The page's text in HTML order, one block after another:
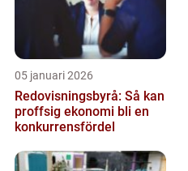
05 januari 2026
Redovisningsbyrå: Så kan
proffsig ekonomi bli en
konkurrensfördel